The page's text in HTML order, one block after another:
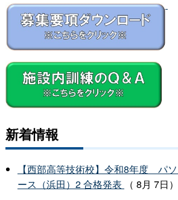
新着情報
【西部高等技術校】令和8年度 パ
ース（浜田）2 合格発表
（ 8月 7日）